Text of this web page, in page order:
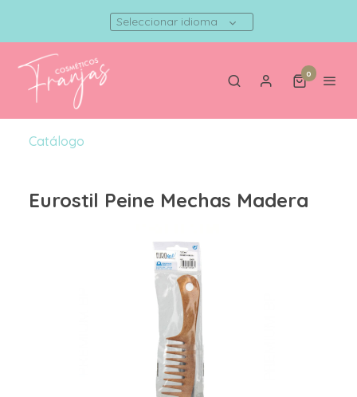
Seleccionar idioma
0
Catálogo
Eurostil Peine Mechas Madera